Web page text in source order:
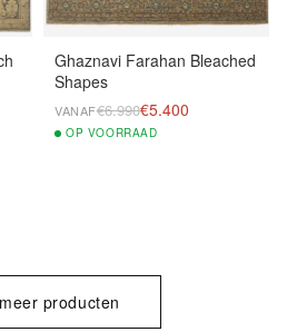
Ghaznavi Farahan Bleached
Shapes
VANAF€6.990€5.400
OP VOORRAAD
producten